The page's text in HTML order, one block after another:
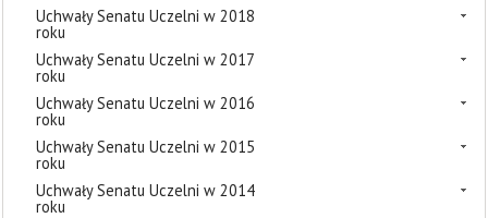
Uchwały Senatu Uczelni w 2018
roku
Uchwały Senatu Uczelni w 2017
roku
Uchwały Senatu Uczelni w 2016
roku
Uchwały Senatu Uczelni w 2015
roku
Uchwały Senatu Uczelni w 2014
roku